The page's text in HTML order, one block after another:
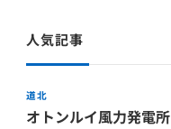
人気記事
道北
オトンルイ風力発電所